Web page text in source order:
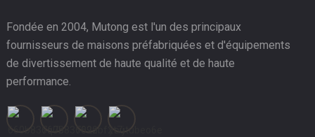
Fondée en 2004, Mutong est l'un des principaux
fournisseurs de maisons préfabriquées et d'équipements
de divertissement de haute qualité et de haute
performance.